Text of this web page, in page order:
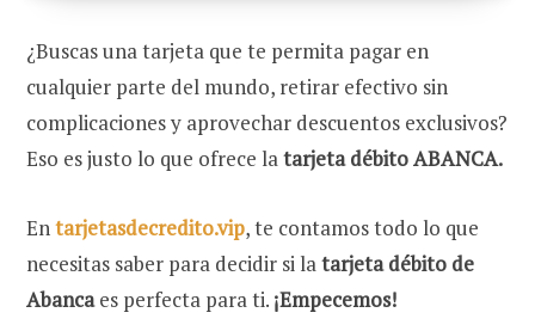
¿Buscas una tarjeta que te permita pagar en
cualquier parte del mundo, retirar efectivo sin
complicaciones y aprovechar descuentos exclusivos?
Eso es justo lo que ofrece latarjeta débito ABANCA.
Entarjetasdecredito.vip, te contamos todo lo que
necesitas saber para decidir si latarjeta débito de
Abancaes perfecta para ti. ¡Empecemos!